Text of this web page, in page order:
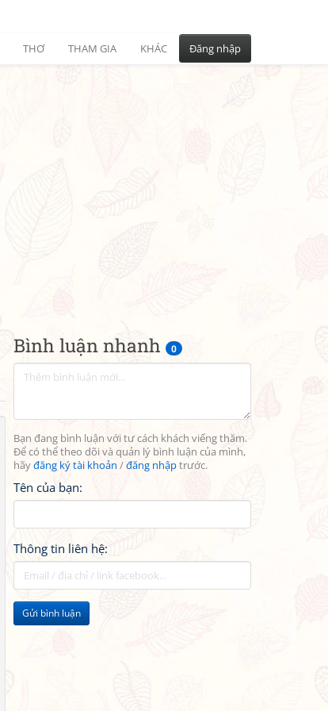
THƠ THAM GIA KHÁC Đăng nhập
Bình luận nhanh 0
Bạn đang bình luận với tư cách khách viếng thăm.
Để có thể theo dõi và quản lý bình luận của mình,
hãyđăng ký tài khoản /đăng nhậptrước.
Tên của bạn:
Thông tin liên hệ:
Gửi bình luận